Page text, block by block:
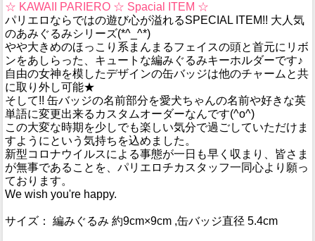
☆ KAWAII PARIERO ☆ Spacial ITEM ☆
パリエロならではの遊び心が溢れるSPECIAL ITEM!! 大人気
のあみぐるみシリーズ(*^_^*)
やや大きめのほっこり系まんまるフェイスの頭と首元にリボ
ンをあしらった、キュートな編みぐるみキーホルダーです♪
自由の女神を模したデザインの缶バッジは他のチャームと共
に取り外し可能★
そして!! 缶バッジの名前部分を愛犬ちゃんの名前や好きな英
単語に変更出来るカスタムオーダーなんです(^o^)
この大変な時期を少しでも楽しい気分で過ごしていただけま
すようにという気持ちを込めました。
新型コロナウイルスによる事態が一日も早く収まり、皆さま
が無事であることを、パリエロチカスタッフ一同心より願っ
ております。
We wish you're happy.
サイズ： 編みぐるみ 約9cm×9cm ,缶バッジ直径 5.4cm